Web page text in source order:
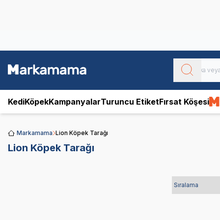
KediKöpekKampanyalarTuruncu EtiketFırsat Köşesi
Markamama Lion Köpek Tarağı
Lion Köpek Tarağı